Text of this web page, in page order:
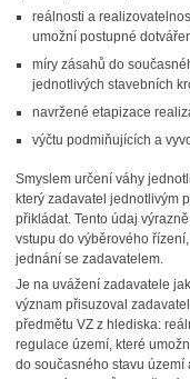
reálnosti a
umožní postupné
míry zásahů do
jednotlivých stavebních
navržené etapizace
výčtu podmiňujících a
Smyslem určení váhy
který zadavatel jednotlivým
přikládat. Tento údaj
vstupu do výběrového
jednání se zadavatelem.
Je na uvážení zadavatele
význam přisuzoval
předmětu VZ z hlediska:
regulace území, které
do současného stavu